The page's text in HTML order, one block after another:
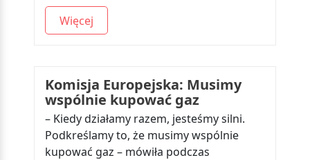
Więcej
Komisja Europejska: Musimy
wspólnie kupować gaz
– Kiedy działamy razem, jesteśmy silni.
Podkreślamy to, że musimy wspólnie
kupować gaz – mówiła podczas